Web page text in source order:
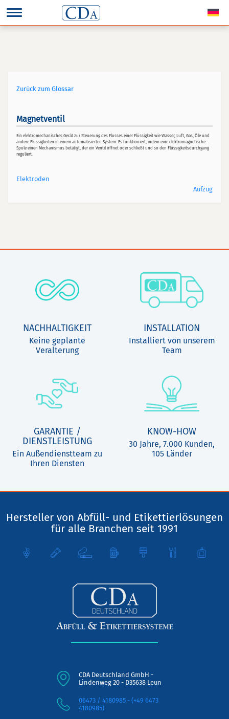
Zurück zum Glossar
Magnetventil
Ein elektromechanisches Gerät zur Steuerung des Flusses einer Flüssigkeit wie Wasser, Luft, Gas, Öle und
andere Flüssigkeiten in einem automatisierten System. Es funktioniert, indem eine elektromagnetische
Spule einen Mechanismus betätigt, der ein Ventil öffnet oder schließt und so den Flüssigkeitsdurchgang
reguliert.
Elektroden
Aufzug
NACHHALTIGKEIT
Keine geplante
Veralterung
INSTALLATION
Installiert von unserem
Team
GARANTIE /
DIENSTLEISTUNG
Ein Außendienstteam zu
Ihren Diensten
KNOW-HOW
30 Jahre, 7.000 Kunden,
105 Länder
Hersteller von Abfüll- und Etikettierlösungen
für alle Branchen seit 1991
CDA Deutschland GmbH -
Lindenweg 20 - D35638 Leun
06473 / 4180985 - (+49 6473
4180985)